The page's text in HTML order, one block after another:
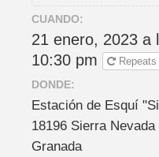
CUANDO:
21 enero, 2023 a
10:30 pm
Repeats
DONDE:
Estación de Esquí
18196 Sierra Nevada
Granada